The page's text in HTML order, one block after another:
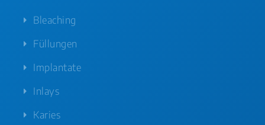
Bleaching
Füllungen
Implantate
Inlays
Karies